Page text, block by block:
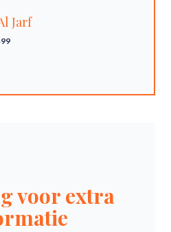
Jarf
voor extra